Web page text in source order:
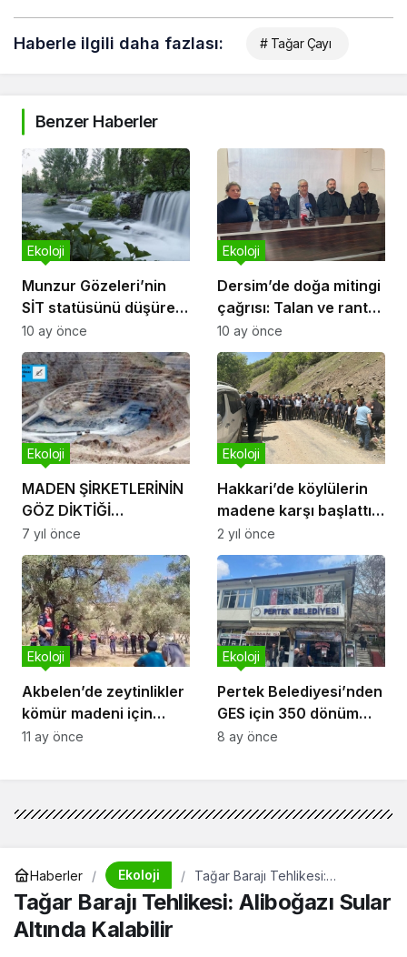
Haberle ilgili daha fazlası: # Tağar Çayı
Benzer Haberler
Munzur Gözeleri’nin
SİT statüsünü düşüren
karar iptal edildi
Ekoloji
10 ay önce
Dersim’de doğa mitingi
çağrısı: Talan ve ranta
geçit vermeyeceğiz
Ekoloji
10 ay önce
MADEN ŞİRKETLERİNİN
GÖZ DİKTİĞİ
TOPRAKLAR
Ekoloji
7 yıl önce
Hakkari’de köylülerin
madene karşı başlattığı
eylem ikinci haftasına
girdi
Ekoloji
2 yıl önce
Akbelen’de zeytinlikler
kömür madeni için
kesiliyor, köylüler
Ekoloji
11 ay önce
Pertek Belediyesi’nden
GES için 350 dönüm
arazi tahsisi
Ekoloji
8 ay önce
Haberler Ekoloji
Tağar Barajı Tehlikesi:
Aliboğazı Sular Altında Kalabilir
Tağar Barajı Tehlikesi: Aliboğazı Sular
Altında Kalabilir